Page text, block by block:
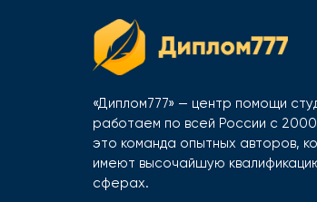
«Диплом777» — центр помощи
работаем по всей России с
это команда опытных авторов,
имеют высочайшую
сферах.